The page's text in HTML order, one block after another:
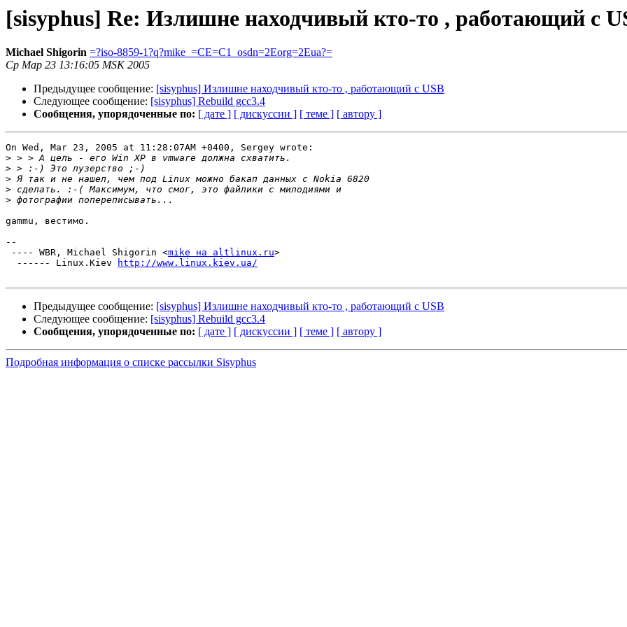
[sisyphus] Re: Излишне находчивый кто-то , работающий с
Michael Shigorin =?iso-8859-1?q?mike_=CE=C1_osdn=2Eorg=2Eua?=
Ср Мар 23 13:16:05 MSK 2005
Предыдущее сообщение: [sisyphus] Излишне находчивый кто-то , работающий с USB
Следующее сообщение: [sisyphus] Rebuild gcc3.4
Сообщения, упорядоченные по: [ дате ] [ дискуссии ] [ теме ] [ автору ]
On Wed, Mar 23, 2005 at 11:28:07AM +0400, Sergey wrote:
>
>
>
>
>
gammu, вестимо.
--
---- WBR, Michael Shigorin <mike на altlinux.ru>
  ------ Linux.Kiev
http://www.linux.kiev.ua/
Предыдущее сообщение: [sisyphus] Излишне находчивый кто-то , работающий с USB
Следующее сообщение: [sisyphus] Rebuild gcc3.4
Сообщения, упорядоченные по: [ дате ] [ дискуссии ] [ теме ] [ автору ]
Подробная информация о списке рассылки Sisyphus